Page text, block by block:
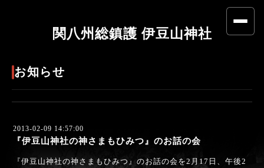
関八州総鎮護 伊豆山神社
お知らせ
2013-02-09 14:57:00
『伊豆山神社の神さまもひみつ』のお話の会
『伊豆山神社の神さまもひみつ』のお話の会を2月17日、午後2